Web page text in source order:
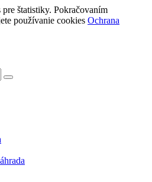
štatistiky. Pokračovaním
používanie cookies Ochrana